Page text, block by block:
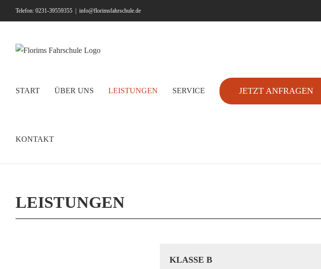
Telefon: 0231-39559355 info@florimsfahrschule.de
START ÜBER UNS LEISTUNGEN SERVICE JETZT ANFRAGEN
KONTAKT
LEISTUNGEN
KLASSE B